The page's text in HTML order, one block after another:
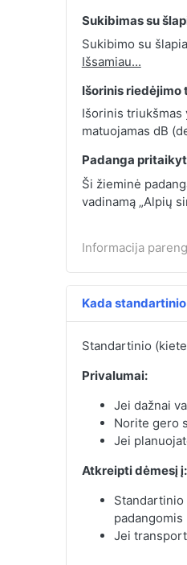
Sukibimas su
Sukibimo su
Išsamiau...
Išorinis riedėjimo
Išorinis triukšmas
matuojamas dB
Padanga
Ši žieminė
vadinamą „Alpių
Informacija
Kada
Standartinio
Privalumai:
Jei dažnai
Norite gero
Jei
Atkreipti dėmesį į:
padangomis
Jei